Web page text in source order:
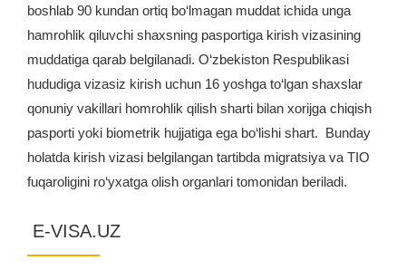
boshlab 90 kundan ortiq bo‘lmagan muddat ichida unga
hamrohlik qiluvchi shaxsning pasportiga kirish vizasining
muddatiga qarab belgilanadi. O‘zbekiston Respublikasi
hududiga vizasiz kirish uchun 16 yoshga to‘lgan shaxslar
qonuniy vakillari homrohlik qilish sharti bilan xorijga chiqish
pasporti yoki biometrik hujjatiga ega bo‘lishi shart. Bunday
holatda kirish vizasi belgilangan tartibda migratsiya va TIO
fuqaroligini ro‘yxatga olish organlari tomonidan beriladi.
E-VISA.UZ